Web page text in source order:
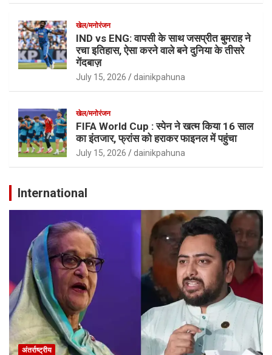
खेल/मनोरंजन
IND vs ENG: वापसी के साथ जसप्रीत बुमराह ने
रचा इतिहास, ऐसा करने वाले बने दुनिया के तीसरे
गेंदबाज़
July 15, 2026 dainikpahuna
खेल/मनोरंजन
FIFA World Cup : स्पेन ने खत्म किया 16 साल
का इंतजार, फ्रांस को हराकर फाइनल में पहुंचा
July 15, 2026 dainikpahuna
International
अंतर्राष्ट्रीय